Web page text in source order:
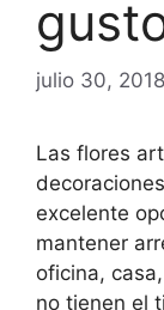
julio 30, 2018
Las flores
excelente
mantener
oficina,
no tienen el